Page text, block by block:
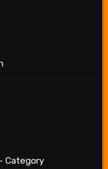
Category